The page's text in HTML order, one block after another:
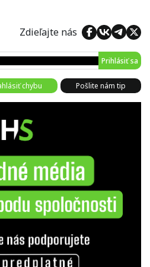
Zdieľajte nás
Prihlásiť sa
chybu Pošlite nám tip